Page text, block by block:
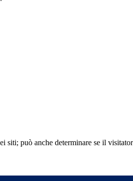
siti; può anche determinare se il